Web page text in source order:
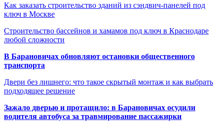
Как заказать строительство зданий из сэндвич-панелей под
ключ в Москве
Строительство бассейнов и хамамов под ключ в Краснодаре
любой сложности
В Барановичах обновляют остановки общественного
транспорта
Двери без лишнего: что такое скрытый монтаж и как выбрать
подходящее решение
Зажало дверью и протащило: в Барановичах осудили
водителя автобуса за травмирование пассажирки